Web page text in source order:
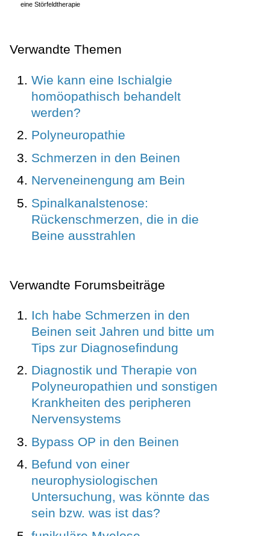
eine Störfeldtherapie
Verwandte Themen
Wie kann eine Ischialgie
homöopathisch behandelt
werden?
Polyneuropathie
Schmerzen in den Beinen
Nervenein­engung am Bein
Spinalkanalstenose:
Rückenschmerzen, die in die
Beine ausstrahlen
Verwandte Forumsbeiträge
Ich habe Schmerzen in den
Beinen seit Jahren und bitte um
Tips zur Diagnosefindung
Diagnostik und Therapie von
Polyneuropathien und sonstigen
Krankheiten des peripheren
Nervensystems
Bypass OP in den Beinen
Befund von einer
neurophysiologischen
Untersuchung, was könnte das
sein bzw. was ist das?